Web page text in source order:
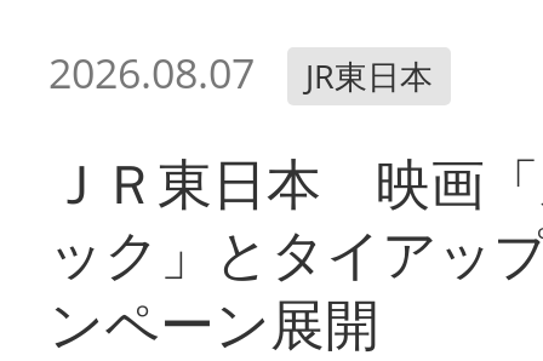
2026.08.07 JR東日本
ＪＲ東日本 映画
ック」とタイアッ
ンペーン展開